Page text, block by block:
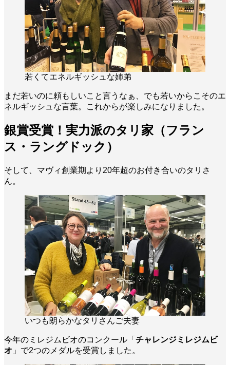
若くてエネルギッシュな姉弟
まだ若いのに頼もしいこと言うなぁ、でも若いからこそのエ
ネルギッシュな言葉。これからが楽しみになりました。
銀賞受賞！実力派のタリ家（フラン
ス・ラングドック）
そして、マヴィ創業期より20年超のお付き合いのタリさ
ん。
いつも朗らかなタリさんご夫妻
今年のミレジムビオのコンクール「 チャレンジミレジムビ
オ 」で2つのメダルを受賞しました。